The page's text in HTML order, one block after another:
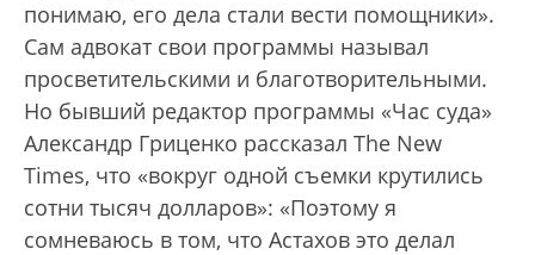
понимаю, его дела стали вести помощники».
Сам адвокат свои программы называл
просветительскими и благотворительными.
Но бывший редактор программы «Час суда»
Александр Гриценко рассказал The New
Times, что «вокруг одной съемки крутились
сотни тысяч долларов»: «Поэтому я
сомневаюсь в том, что Астахов это делал